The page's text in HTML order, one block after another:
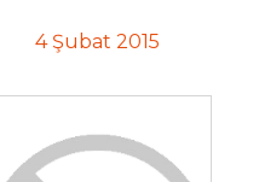
4 Şubat 2015